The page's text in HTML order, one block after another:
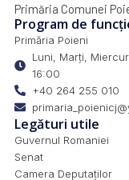
Primăria Comunei
Program de
Primăria Poieni
Luni, Marți,
16:00
+40 264 255 010
Legături utile
Guvernul Romaniei
Senat
Camera Deputaților